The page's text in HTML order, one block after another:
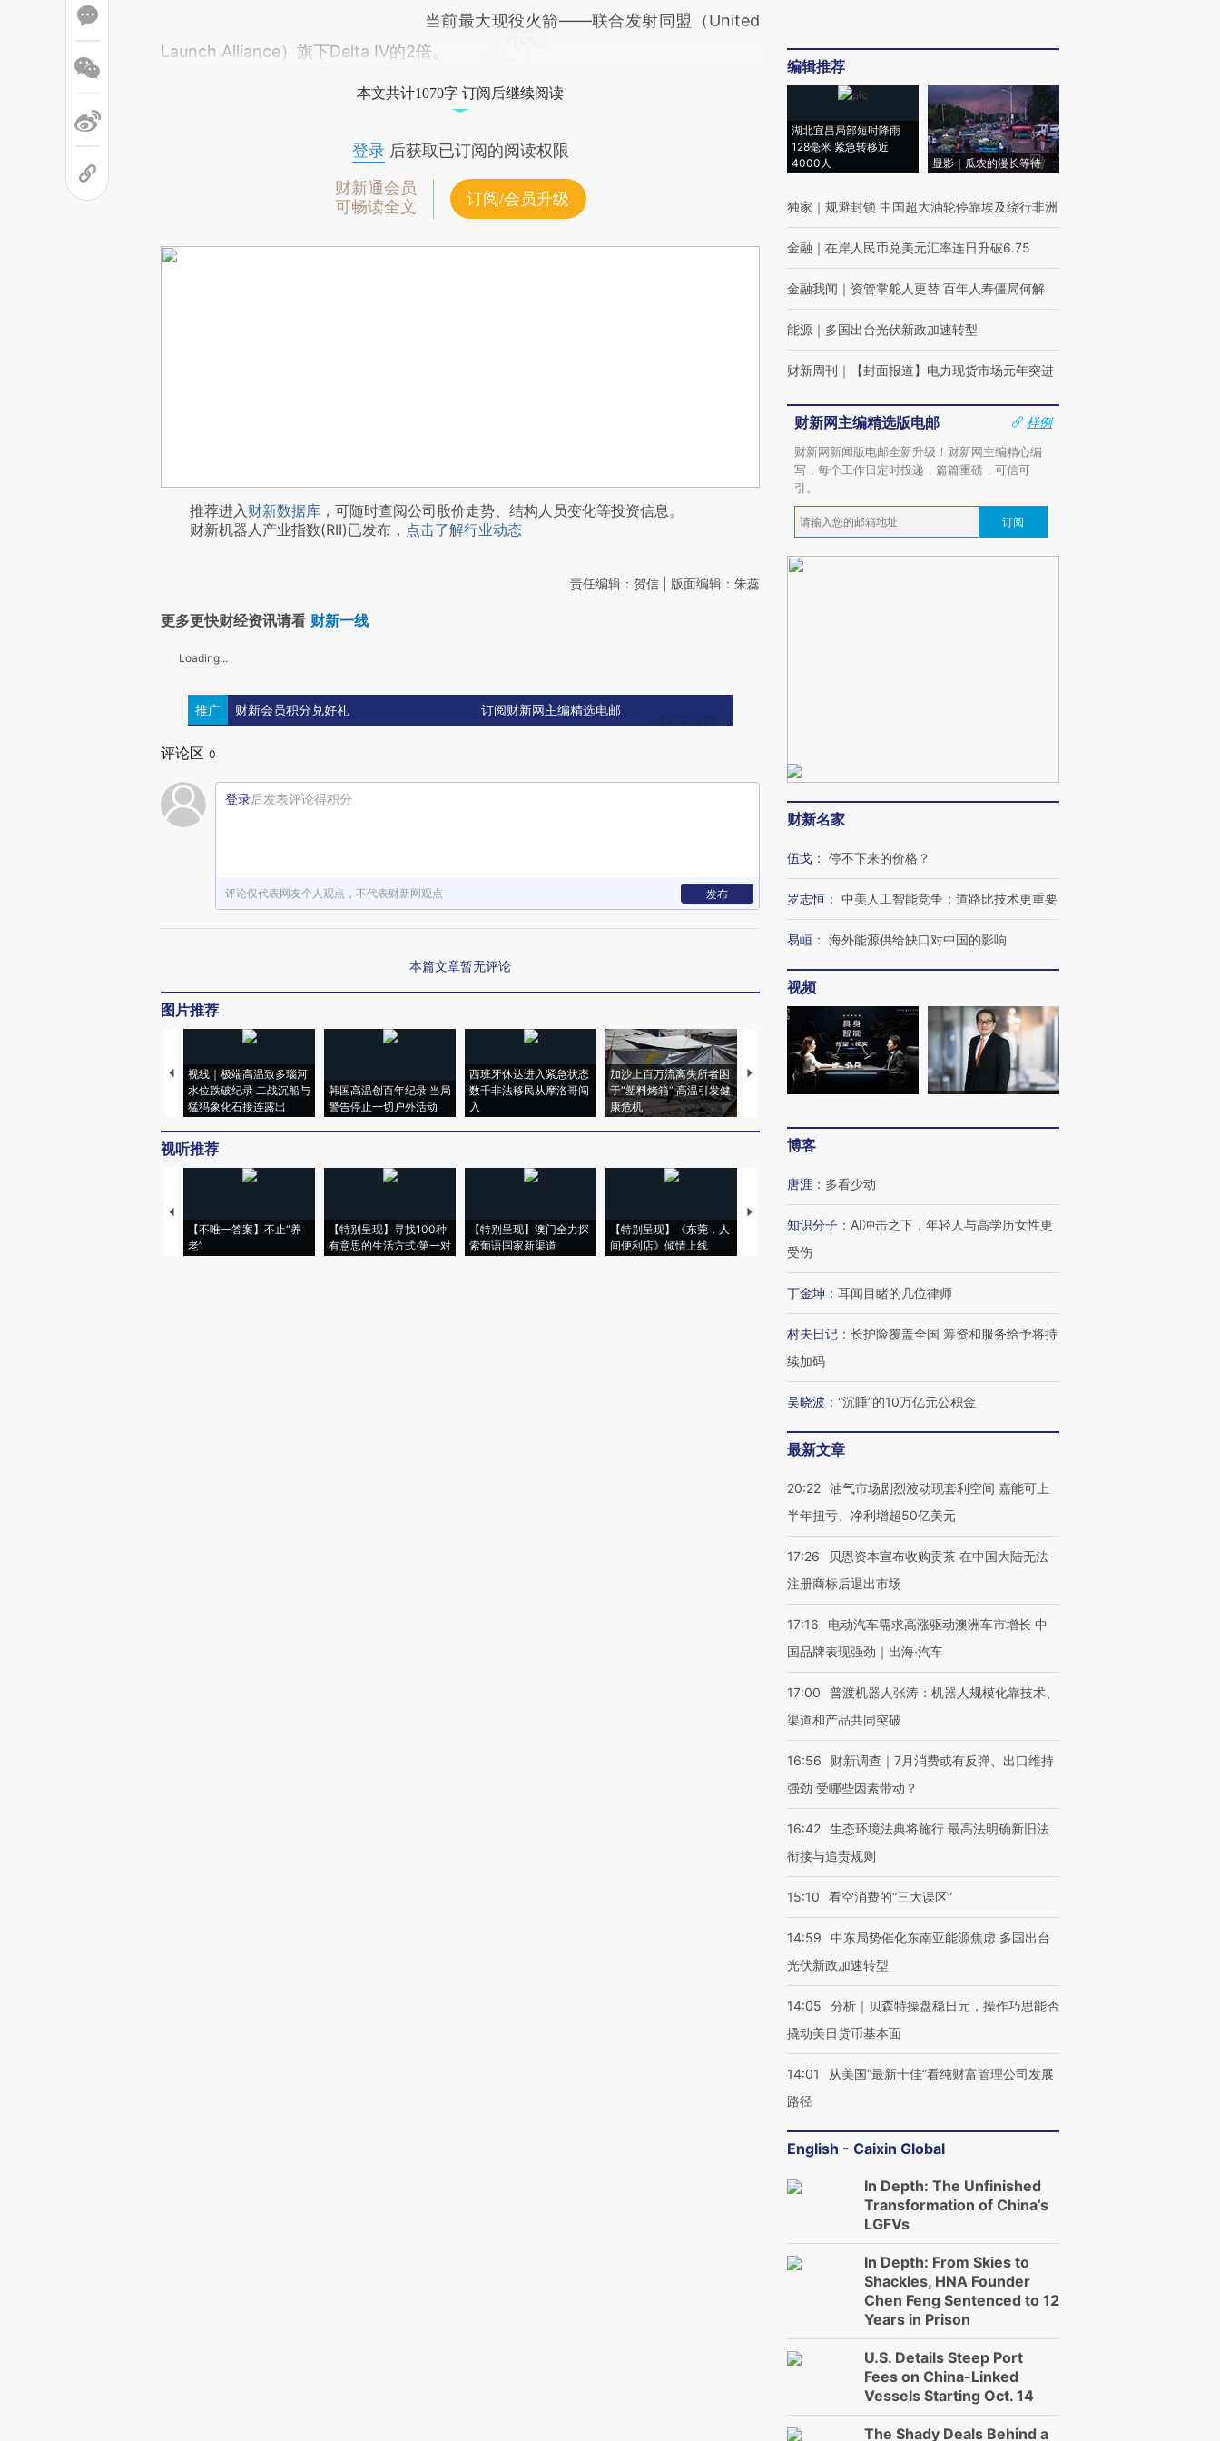
当前最大现役火箭——联合发射同盟（United
Launch Alliance）旗下Delta IV的2倍。
本文共计1070字 订阅后继续阅读
登录后获取已订阅的阅读权限
财新通会员
可畅读全文
订阅/会员升级
推荐进入财新数据库 ，可随时查阅公司股价走势、结构人员变化等投资信息。
财新机器人产业指数(RII)已发布， 点击了解行业动态
责任编辑：贺信 | 版面编辑：朱蕊
更多更快财经资讯请看 财新一线
Loading...
推广 财新会员积分兑好礼 订阅财新网主编精选电邮
评论区 0
登录后发表评论得积分
评论仅代表网友个人观点，不代表财新网观点 发布
本篇文章暂无评论
图片推荐
视线｜极端高温致多瑙河
水位跌破纪录 二战沉船与
猛犸象化石接连露出
韩国高温创百年纪录 当局
警告停止一切户外活动
西班牙休达进入紧急状态
数千非法移民从摩洛哥闯
入
加沙上百万流离失所者困
于“塑料烤箱” 高温引发健
康危机
视线｜HYROX的吸金
术：是什么让中产们甘
马航飞行员跨国走私7万
粒摇头丸 尿检体内含3种
视线｜被称为“蟑螂”的印
度Z世代 用街头抗争将教
视听推荐
【不唯一答案】不止“养
老”
【特别呈现】寻找100种
有意思的生活方式·第一对
【特别呈现】澳门全力探
索葡语国家新渠道
【特别呈现】《东莞，人
间便利店》倾情上线
【推广】走进第四届链博
会，让数智科技“链”接产
【特别呈现】寻找100种
CFO：不靠规模取胜，华
编辑推荐
湖北宜昌局部短时降雨
128毫米 紧急转移近
4000人
显影｜瓜农的漫长等待
独家 ｜ 规避封锁 中国超大油轮停靠埃及绕行非洲
金融 ｜ 在岸人民币兑美元汇率连日升破6.75
金融我闻 ｜ 资管掌舵人更替 百年人寿僵局何解
能源 ｜ 多国出台光伏新政加速转型
财新周刊 ｜ 【封面报道】电力现货市场元年突进
财新网主编精选版电邮
样例
财新网新闻版电邮全新升级！财新网主编精心编
写，每个工作日定时投递，篇篇重磅，可信可
引。
订阅
财新名家
伍戈 ： 停不下来的价格？
罗志恒 ： 中美人工智能竞争：道路比技术更重要
易峘 ： 海外能源供给缺口对中国的影响
视频
博客
唐涯 ： 多看少动
知识分子 ： AI冲击之下，年轻人与高学历女性更
受伤
丁金坤 ： 耳闻目睹的几位律师
村夫日记 ： 长护险覆盖全国 筹资和服务给予将持
续加码
吴晓波 ： “沉睡”的10万亿元公积金
最新文章
20:22 油气市场剧烈波动现套利空间 嘉能可上
半年扭亏、净利增超50亿美元
17:26
贝恩资本宣布收购贡茶 在中国大陆无法
注册商标后退出市场
17:16
电动汽车需求高涨驱动澳洲车市增长 中
国品牌表现强劲｜出海·汽车
17:00
普渡机器人张涛：机器人规模化靠技术、
渠道和产品共同突破
16:56
财新调查｜7月消费或有反弹、出口维持
强劲 受哪些因素带动？
16:42 生态环境法典将施行 最高法明确新旧法
衔接与追责规则
15:10 看空消费的“三大误区”
14:59
中东局势催化东南亚能源焦虑 多国出台
光伏新政加速转型
14:05
分析｜贝森特操盘稳日元，操作巧思能否
撬动美日货币基本面
14:01
从美国“最新十佳”看纯财富管理公司发展
路径
English - Caixin Global
In Depth: The Unfinished
Transformation of China’s
LGFVs
In Depth: From Skies to
Shackles, HNA Founder
Chen Feng Sentenced to 12
Years in Prison
U.S. Details Steep Port
Fees on China-Linked
Vessels Starting Oct. 14
The Shady Deals Behind a